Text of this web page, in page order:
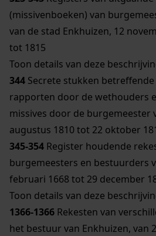
(missivenboeken) van
van de stad Enkhuizen, 12
tot 1815
Toon details van deze
344 Secrete stukken
rapporten door de wethouders
missives door de burgemeester
augustus 1810 tot 22 oktober
345-354 Register houdende
burgemeesters en bestuurders
februari 1668 tot 29 december
Toon details van deze
1366-1366 Rekesten van
het bestuur van Enkhuizen, van